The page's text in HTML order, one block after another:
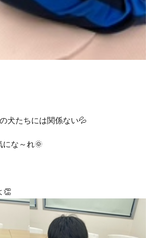
犬たちには関係ない💦
にな～れ🌞
👏